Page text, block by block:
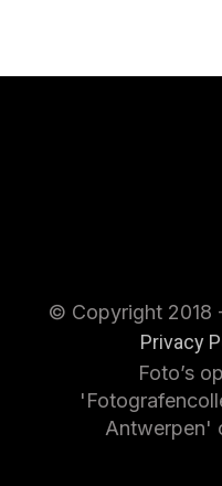
© Copyright 2018
Privacy
Foto’s
Antwerpen'